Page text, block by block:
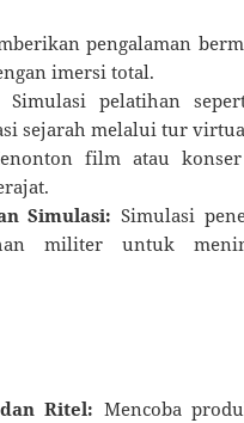
pengalaman
imersi total.
Simulasi pelatihan
sejarah melalui tur
film atau
Simulasi: Simulasi
militer untuk
Ritel: Mencoba